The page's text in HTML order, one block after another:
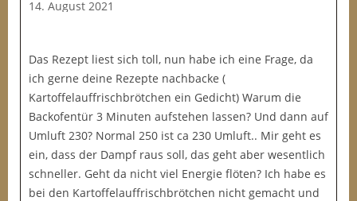
14. August 2021
Das Rezept liest sich toll, nun habe ich eine Frage, da
ich gerne deine Rezepte nachbacke (
Kartoffelauffrischbrötchen ein Gedicht) Warum die
Backofentür 3 Minuten aufstehen lassen? Und dann auf
Umluft 230? Normal 250 ist ca 230 Umluft.. Mir geht es
ein, dass der Dampf raus soll, das geht aber wesentlich
schneller. Geht da nicht viel Energie flöten? Ich habe es
bei den Kartoffelauffrischbrötchen nicht gemacht und